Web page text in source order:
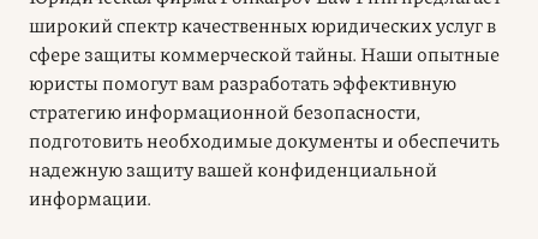
широкий спектр качественных юридических услуг в
сфере защиты коммерческой тайны. Наши опытные
юристы помогут вам разработать эффективную
стратегию информационной безопасности,
подготовить необходимые документы и обеспечить
надежную защиту вашей конфиденциальной
информации.